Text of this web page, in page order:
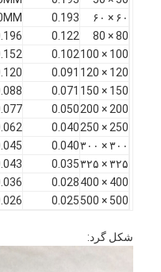
حالا صحبت کن
توری استیل ضد زنگ X Tend
صفحه فیلتر اکسترودر
بسته صفحه نمایش
مش طناب سیمی
حصار زمین پدل
۶۰ × ۶۰
0.193
80 × 80
0.122
0.196
100 × 100
0.102 0.152 ميلي
120 × 120
0.091
0.120
150 × 150
0.071
MM
200 × 200
0.050 0.077 میلی
250 × 250
0.040
MM
۳۰۰ × ۳۰۰
0.040
MM
۳۲۵ × ۳۲۵
0.035
MM
400 × 400
0.028
MM
500 × 500
0.025
MM
شکل گرد: